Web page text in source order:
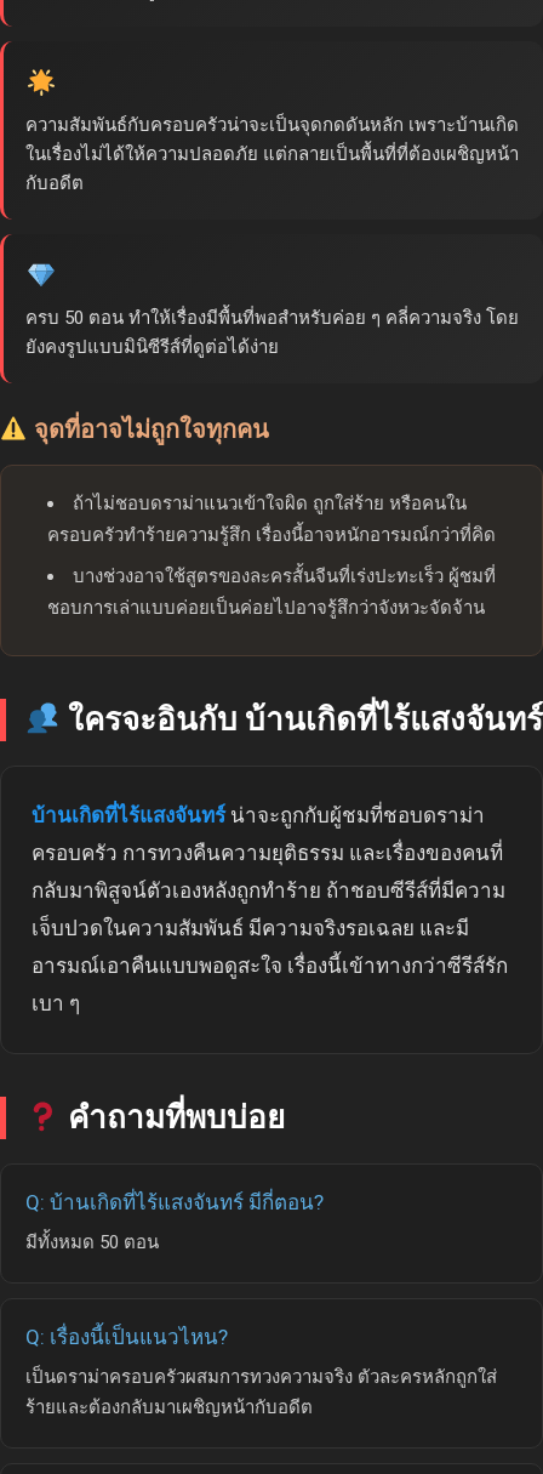
ความสัมพันธ์กับครอบครัวน่าจะเป็นจุดกดดันหลัก เพราะบ้านเกิด
ในเรื่องไม่ได้ให้ความปลอดภัย แต่กลายเป็นพื้นที่ที่ต้องเผชิญหน้า
กับอดีต
ครบ 50 ตอน ทำให้เรื่องมีพื้นที่พอสำหรับค่อย ๆ คลี่ความจริง โดย
ยังคงรูปแบบมินิซีรีส์ที่ดูต่อได้ง่าย
จุดที่อาจไม่ถูกใจทุกคน
ถ้าไม่ชอบดราม่าแนวเข้าใจผิด ถูกใส่ร้าย หรือคนใน
ครอบครัวทำร้ายความรู้สึก เรื่องนี้อาจหนักอารมณ์กว่าที่คิด
บางช่วงอาจใช้สูตรของละครสั้นจีนที่เร่งปะทะเร็ว ผู้ชมที่
ชอบการเล่าแบบค่อยเป็นค่อยไปอาจรู้สึกว่าจังหวะจัดจ้าน
ใครจะอินกับ บ้านเกิดที่ไร้แสงจันทร์
บ้านเกิดที่ไร้แสงจันทร์น่าจะถูกกับผู้ชมที่ชอบดราม่า
ครอบครัว การทวงคืนความยุติธรรม และเรื่องของคนที่
กลับมาพิสูจน์ตัวเองหลังถูกทำร้าย ถ้าชอบซีรีส์ที่มีความ
เจ็บปวดในความสัมพันธ์ มีความจริงรอเฉลย และมี
อารมณ์เอาคืนแบบพอดูสะใจ เรื่องนี้เข้าทางกว่าซีรีส์รัก
เบา ๆ
คำถามที่พบบ่อย
Q: บ้านเกิดที่ไร้แสงจันทร์ มีกี่ตอน?
มีทั้งหมด 50 ตอน
Q: เรื่องนี้เป็นแนวไหน?
เป็นดราม่าครอบครัวผสมการทวงความจริง ตัวละครหลักถูกใส่
ร้ายและต้องกลับมาเผชิญหน้ากับอดีต